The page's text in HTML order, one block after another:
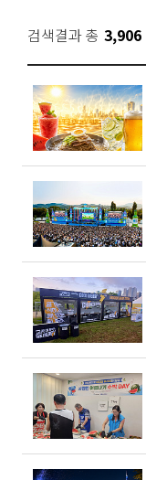
검색결과 총 3,906